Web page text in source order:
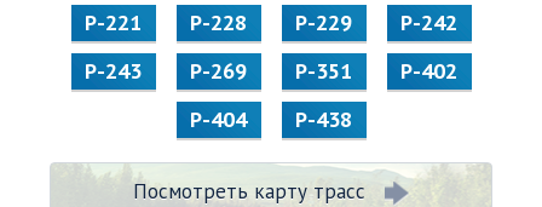
Р-221
Р-228 Р-229
Р-242
Р-243
Р-269 Р-351
Р-402
Р-404
Р-438
Посмотреть карту трасс